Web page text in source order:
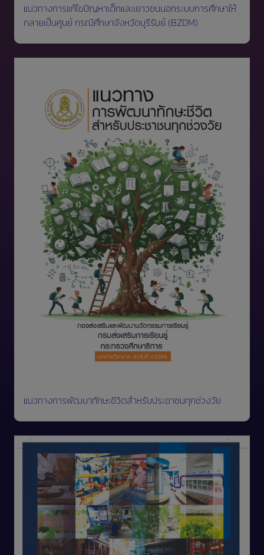
แนวทางการแก้ไขปัญหาเด็กและเยาวชนนอกระบบการศึกษาให้
กลายเป็นศูนย์ กรณีศึกษาจังหวัดบุรีรัมย์ (BZDM)
แนวทางการพัฒนาทักษะชีวิตสำหรับประชาชนทุกช่วงวัย